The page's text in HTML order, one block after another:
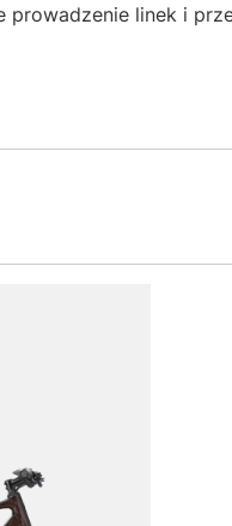
prowadzenie linek i